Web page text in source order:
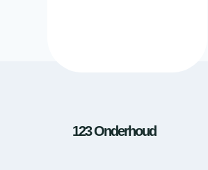
123 Onderhoud